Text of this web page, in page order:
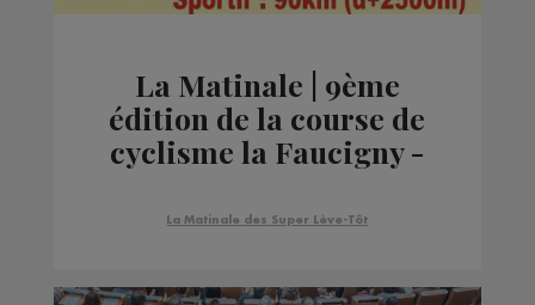
La Matinale | 9ème
édition de la course de
cyclisme la Faucigny -
La Matinale des Super Lève-Tôt